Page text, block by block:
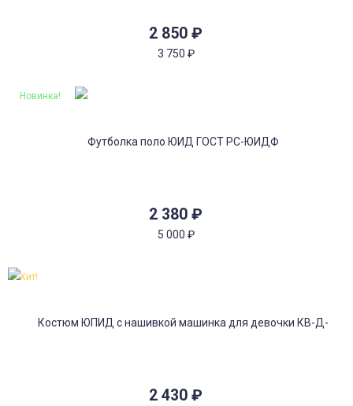
2 850 ₽
3 750 ₽
2 380 ₽
5 000 ₽
Новинка!
2 430 ₽
Хит!